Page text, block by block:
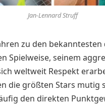
Jan-Lennard Struff
zu den
Spielweise, seinem
weltweit Respekt
die größten Stars mutig
den direkten